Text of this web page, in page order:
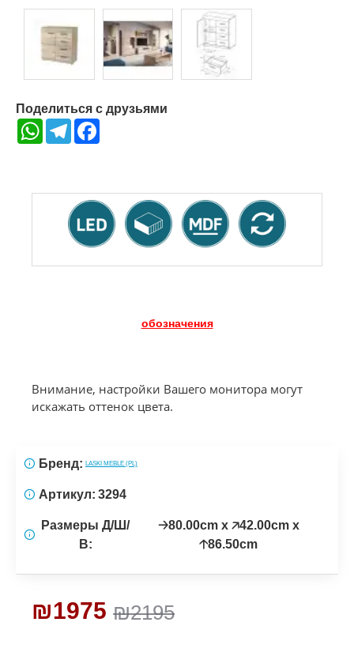
Поделиться с друзьями
WhatsAppTelegram
обозначения
Внимание, настройки Вашего монитора могут
искажать оттенок цвета.
₪2195
₪1975
Бренд: LASKI MEBLE (PL)
Артикул: 3294
Размеры Д/Ш/
В:
🡢80.00cm x 🡥42.00cm x
🡡86.50cm